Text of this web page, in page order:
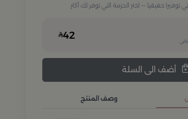
حقيقيا — اختر الحزمة التي توفر لك أكثر
42
أضف الى السلة
وصف المنتج